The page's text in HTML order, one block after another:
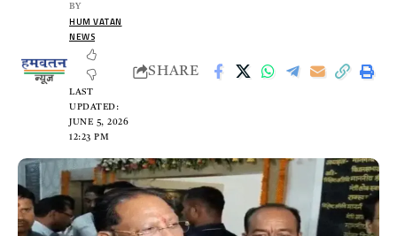
LAST
UPDATED:
JUNE 5, 2026
12:23 PM
BY
HUM VATAN
NEWS
SHARE